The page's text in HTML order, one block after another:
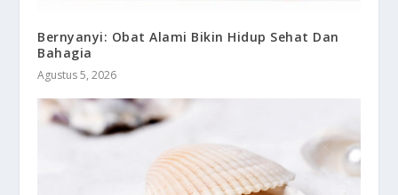
Bernyanyi: Obat Alami Bikin Hidup Sehat Dan
Bahagia
Agustus 5, 2026